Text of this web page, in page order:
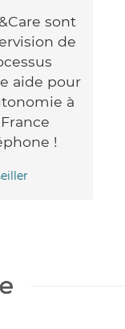
sont
de
aide pour
à
!